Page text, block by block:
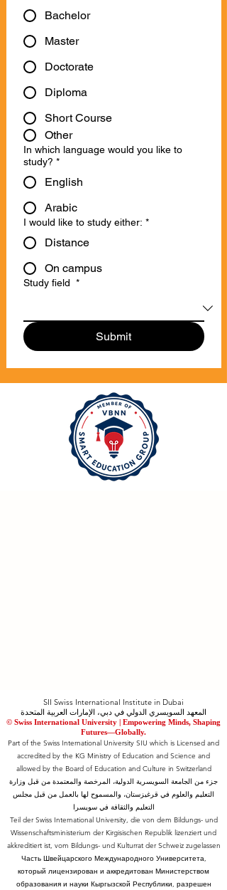
Bachelor
Master
Doctorate
Diploma
Short Course
Other
In which language would you like to
study? *
English
Arabic
I would like to study either: *
Distance
On campus
Study field *
Submit
SII Swiss International Institute in Dubai
المعهد السويسري الدولي في دبي، الإمارات العربية المتحدة
© Swiss International University | ​Empowering Minds, Shaping
Futures—Globally.
Part of the Swiss International University SIU which is Licensed and
accredited by the KG Ministry of Education and Science and
allowed by the Board of Education and Culture in Switzerland
جزء من الجامعة السويسرية الدولية، المرخصة والمعتمدة من قبل وزارة
التعليم والعلوم في قرغيزستان، والمسموح لها بالعمل من قبل مجلس
التعليم والثقافة في سويسرا
Teil der Swiss International University, die von dem Bildungs- und
Wissenschaftsministerium der Kirgisischen Republik lizenziert und
akkreditiert ist, vom Bildungs- und Kulturrat der Schweiz zugelassen
Часть Швейцарского Международного Университета,
который лицензирован и аккредитован Министерством
образования и науки Кыргызской Республики, разрешен